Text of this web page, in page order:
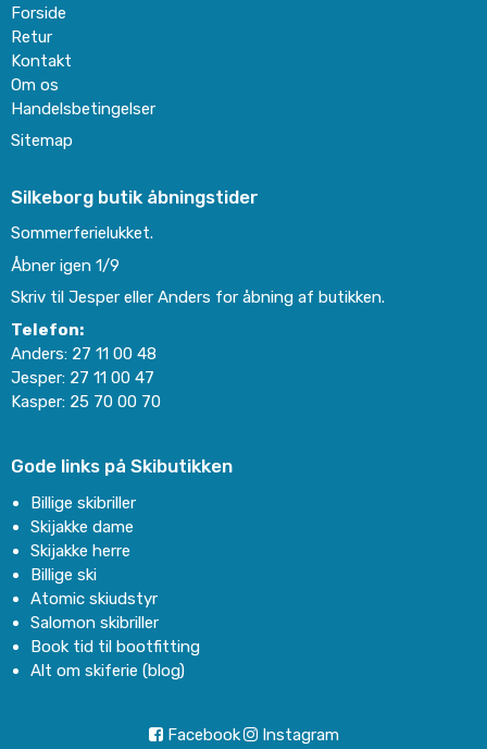
Forside
Retur
Kontakt
Om os
Handelsbetingelser
Sitemap
Silkeborg butik åbningstider
Sommerferielukket.
Åbner igen 1/9
Skriv til Jesper eller Anders for åbning af butikken.
Telefon:
Anders: 27 11 00 48
Jesper: 27 11 00 47
Kasper: 25 70 00 70
Gode links på Skibutikken
Billige skibriller
Skijakke dame
Skijakke herre
Billige ski
Atomic skiudstyr
Salomon skibriller
Book tid til bootfitting
Alt om skiferie (blog)
Facebook Instagram